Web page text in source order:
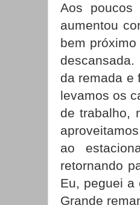
Aos
aumentou
bem
descansada.
da remada e
levamos os
de trabalho,
ao
retornando
Eu, peguei a
Grande